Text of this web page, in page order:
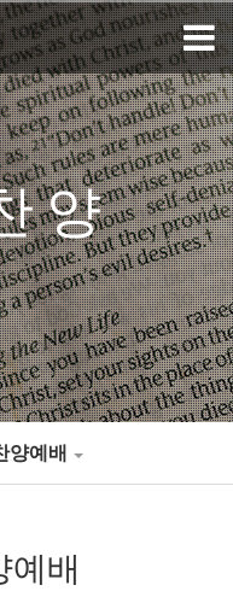
양
양예배
예배